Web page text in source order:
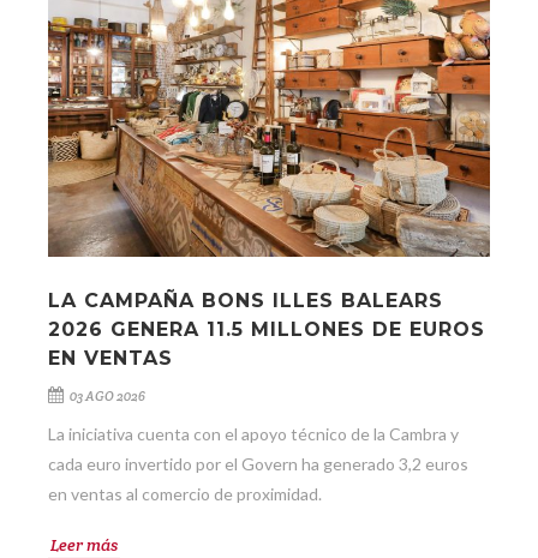
LA CAMPAÑA BONS ILLES BALEARS
2026 GENERA 11.5 MILLONES DE EUROS
EN VENTAS
03 AGO 2026
La iniciativa cuenta con el apoyo técnico de la Cambra y
cada euro invertido por el Govern ha generado 3,2 euros
en ventas al comercio de proximidad.
Leer más